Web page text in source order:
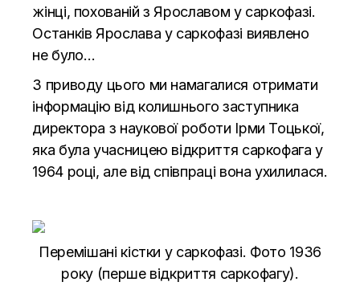
жінці, похованій з Ярославом у саркофазі.
Останків Ярослава у саркофазі виявлено
не було…
З приводу цього ми намагалися отримати
інформацію від колишнього заступника
директора з наукової роботи Ірми Тоцької,
яка була учасницею відкриття саркофага у
1964 році, але від співпраці вона ухилилася.
Перемішані кістки у саркофазі. Фото 1936
року (перше відкриття саркофагу).